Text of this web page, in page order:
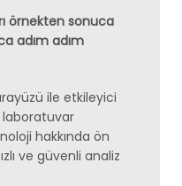
örnekten sonuca
adım adım
ile etkileyici
hakkında ön
ve güvenli analiz